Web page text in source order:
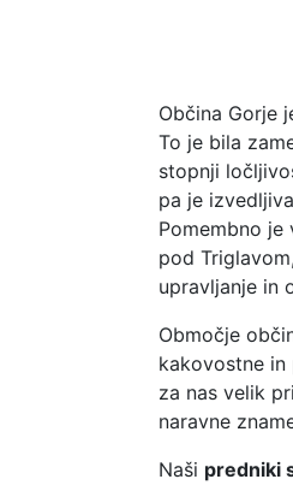
Občina Gorje
To je bila
stopnji
pa je
Pomembno je
pod
upravljanje in
Območje
kakovostne
za nas velik
naravne
Naši predniki